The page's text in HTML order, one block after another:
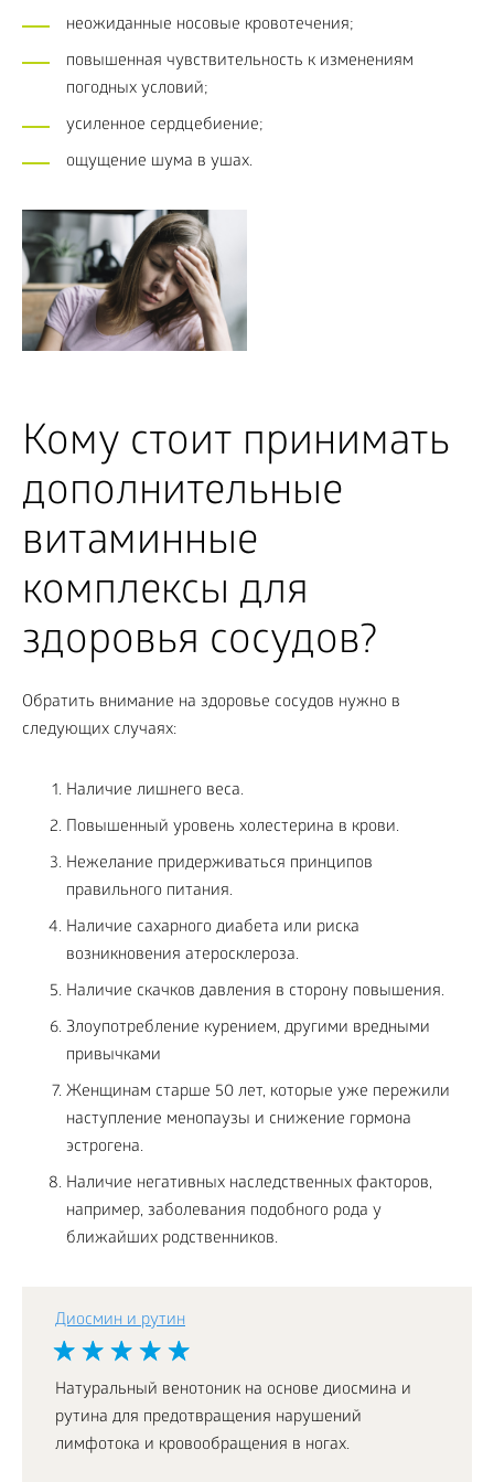
неожиданные носовые кровотечения;
повышенная чувствительность к изменениям
погодных условий;
усиленное сердцебиение;
ощущение шума в ушах.
Кому стоит принимать
дополнительные
витаминные
комплексы для
здоровья сосудов?
Обратить внимание на здоровье сосудов нужно в
следующих случаях:
Наличие лишнего веса.
Повышенный уровень холестерина в крови.
Нежелание придерживаться принципов
правильного питания.
Наличие сахарного диабета или риска
возникновения атеросклероза.
Наличие скачков давления в сторону повышения.
Злоупотребление курением, другими вредными
привычками
Женщинам старше 50 лет, которые уже пережили
наступление менопаузы и снижение гормона
эстрогена.
Наличие негативных наследственных факторов,
например, заболевания подобного рода у
ближайших родственников.
Диосмин и рутин
Натуральный венотоник на основе диосмина и
рутина для предотвращения нарушений
лимфотока и кровообращения в ногах.